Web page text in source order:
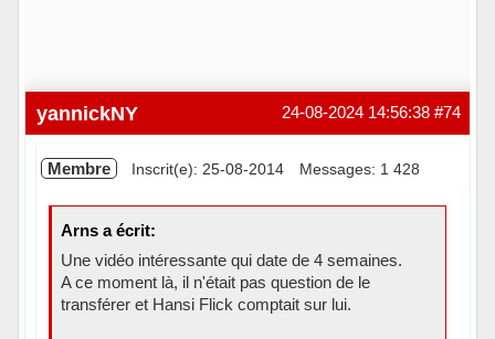
#74
24-08-2024 14:56:38
yannickNY
Membre Inscrit(e): 25-08-2014 Messages: 1 428
Arns a écrit:
Une vidéo intéressante qui date de 4 semaines.
A ce moment là, il n'était pas question de le
transférer et Hansi Flick comptait sur lui.